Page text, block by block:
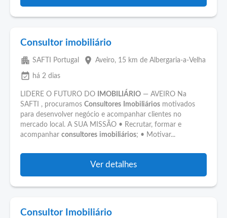
Consultor imobiliário
apartment SAFTI Portugal place Aveiro, 15 km de Albergaria-a-Velha
event_available há 2 dias
LIDERE O FUTURO DO IMOBILIÁRIO — AVEIRO Na
SAFTI , procuramos Consultores Imobiliários motivados
para desenvolver negócio e acompanhar clientes no
mercado local. A SUA MISSÃO • Recrutar, formar e
acompanhar consultores imobiliários; • Motivar...
Ver detalhes
Consultor Imobiliário